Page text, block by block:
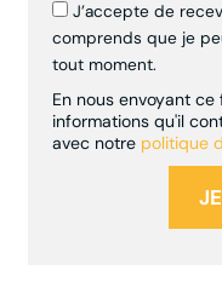
J’accepte de
comprends que je
tout moment.
En nous envoyant
informations qu'il
avec notre politique